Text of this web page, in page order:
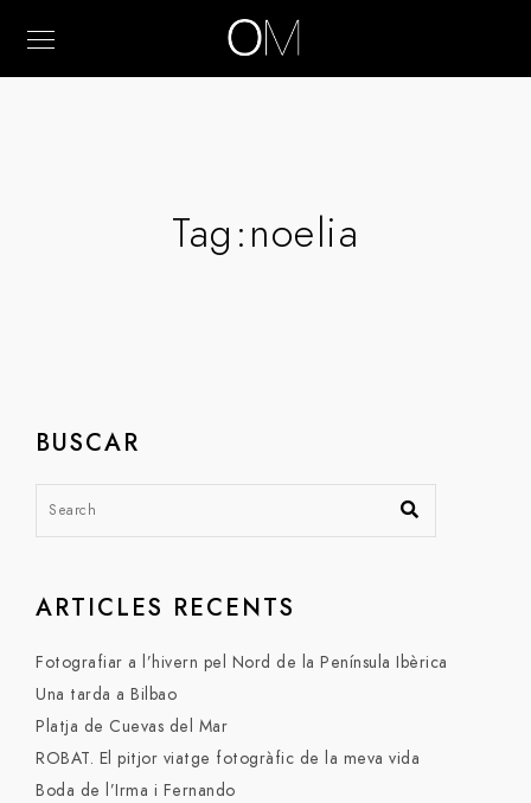
Tag:noelia
BUSCAR
ARTICLES RECENTS
Fotografiar a l’hivern pel Nord de la Península Ibèrica
Una tarda a Bilbao
Platja de Cuevas del Mar
ROBAT. El pitjor viatge fotogràfic de la meva vida
Boda de l’Irma i Fernando